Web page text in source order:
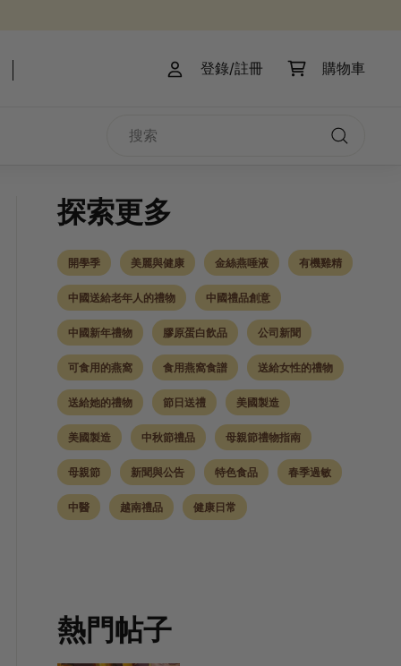
登錄/註冊 購物車
探索更多
開學季 美麗與健康 金絲燕唾液 有機雞精
中國送給老年人的禮物 中國禮品創意
中國新年禮物 膠原蛋白飲品 公司新聞
可食用的燕窩 食用燕窩食譜 送給女性的禮物
送給她的禮物 節日送禮 美國製造
美國製造 中秋節禮品 母親節禮物指南
母親節 新聞與公告 特色食品 春季過敏
中醫 越南禮品 健康日常
熱門帖子